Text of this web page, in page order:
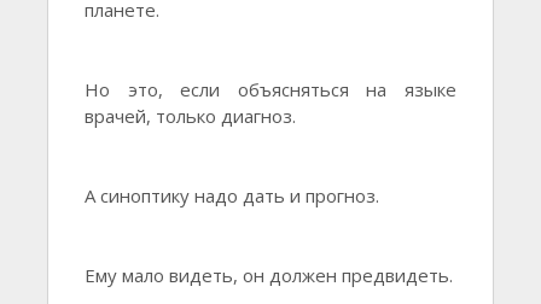
планете.
Но это, если объясняться на языке
врачей, только диагноз.
А синоптику надо дать и прогноз.
Ему мало видеть, он должен предвидеть.